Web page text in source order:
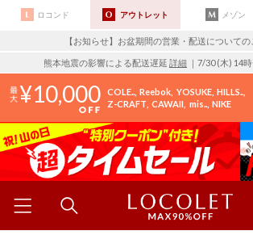
ロコンド アウトレット メゾン
【お知らせ】お盆期間の営業・配送についての
熊本地震の影響による配送遅延 詳細 ｜7/30 (木) 14
10,000 COLE.. Reebok YOSUKE HILLS..
Z-CRAFT CAWAII mis.. NIKE